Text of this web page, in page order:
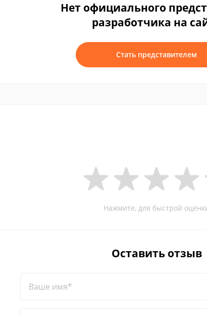
Нет официального
разработчика на
Стать представителем
Нажмите, для быстрой
Оставить отзыв
Ваше имя*